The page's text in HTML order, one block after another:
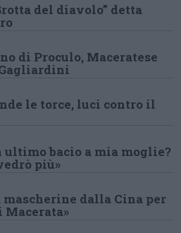
del diavolo” detta
di Proculo, Maceratese
le torce, luci contro il
ultimo bacio a mia moglie?
più»
dalla Cina per